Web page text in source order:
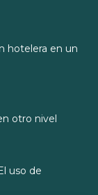
hotelera en un
otro nivel
uso de